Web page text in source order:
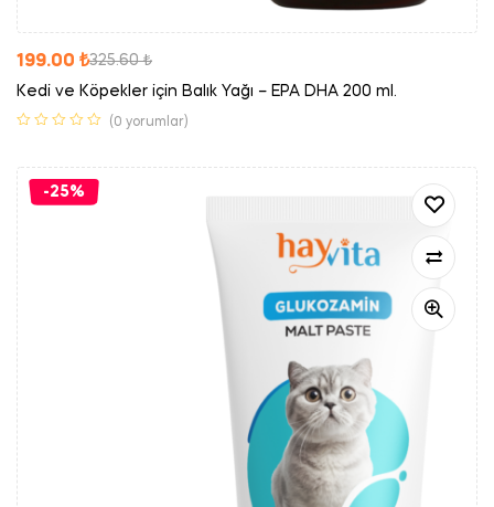
325.60₺
199.00 ₺
Kedi ve Köpekler için Balık Yağı – EPA DHA 200 ml.
(0 yorumlar)
-25%